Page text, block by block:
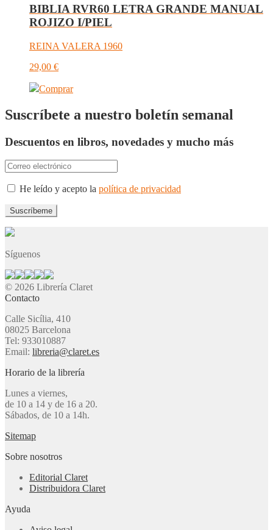
BIBLIA RVR60 LETRA GRANDE MANUAL
ROJIZO I/PIEL
REINA VALERA 1960
29,00 €
Comprar
Suscríbete a nuestro boletín semanal
Descuentos en libros, novedades y mucho más
He leído y acepto la política de privacidad
Síguenos
© 2026 Librería Claret
Contacto
Calle Sicília, 410
08025 Barcelona
Tel: 933010887
Email: libreria@claret.es
Horario de la librería
Lunes a viernes,
de 10 a 14 y de 16 a 20.
Sábados, de 10 a 14h.
Sitemap
Sobre nosotros
Editorial Claret
Distribuidora Claret
Ayuda